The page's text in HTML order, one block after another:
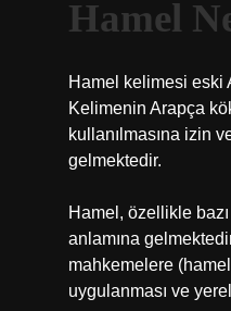
Hamel
Hamel kelimesi eski
Kelimenin Arapça
kullanılmasına izin
gelmektedir.
Hamel, özellikle
anlamına
mahkemelere
uygulanması ve